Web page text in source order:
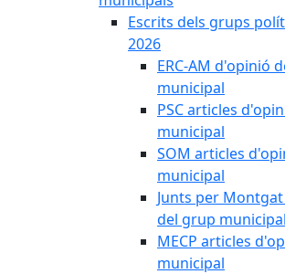
Escrits dels grups
2026
ERC-AM d'opinió
municipal
PSC articles
municipal
SOM articles
municipal
Junts per
del grup municipal
MECP articles
municipal